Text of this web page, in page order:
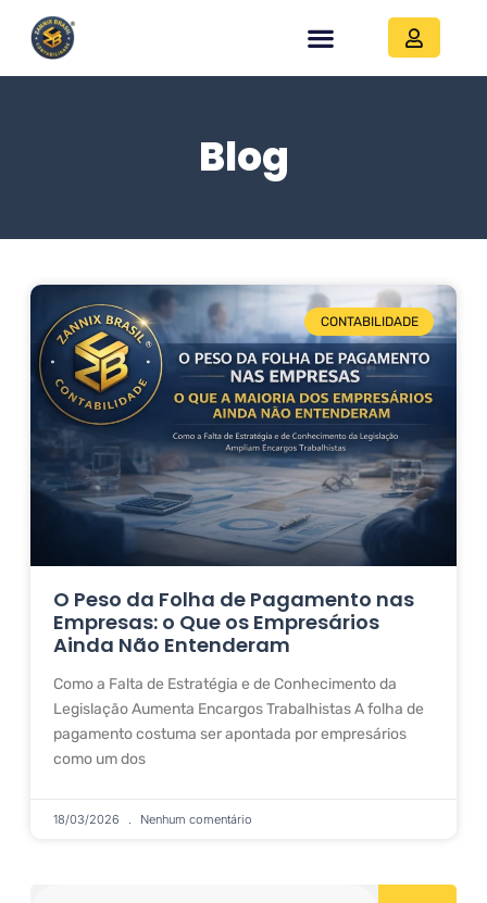
Blog
CONTABILIDADE
O Peso da Folha de Pagamento nas
Empresas: o Que os Empresários
Ainda Não Entenderam
Como a Falta de Estratégia e de Conhecimento da
Legislação Aumenta Encargos Trabalhistas A folha de
pagamento costuma ser apontada por empresários
como um dos
18/03/2026 Nenhum comentário